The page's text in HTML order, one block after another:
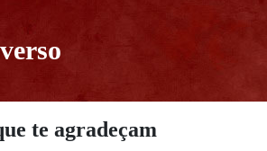
te agradeçam